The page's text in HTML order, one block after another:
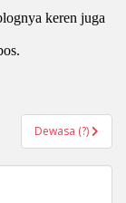
Dewasa (?)